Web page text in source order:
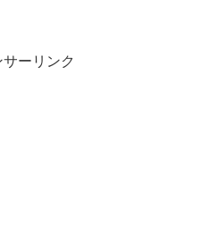
サーリンク